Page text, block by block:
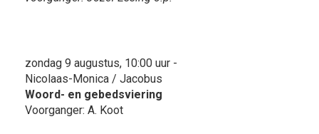
zondag 9 augustus, 10:00 uur -
Nicolaas-Monica / Jacobus
Woord- en gebedsviering
Voorganger: A. Koot